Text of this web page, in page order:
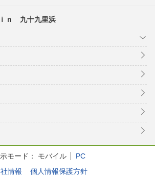
ｎ 九十九里浜
モード： モバイル
PC
情報
個人情報保護方針